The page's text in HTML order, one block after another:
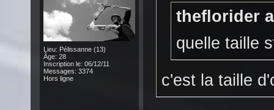
Lieu: Pélissanne (13)
Âge: 28
Inscription le: 06/12/11
Messages: 3374
Hors ligne
theflorider
quelle taille
c'est la taille